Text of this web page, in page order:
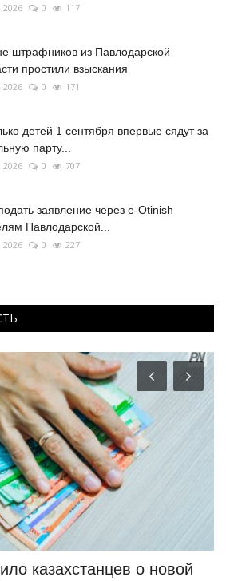
2026 0 117
штрафников из Павлодарской
простили взыскания
2026 0 171
детей 1 сентября впервые сядут за
парту...
2026 0 707
заявление через e-Otinish
Павлодарской...
2026 0 227
казахстанцев о новой